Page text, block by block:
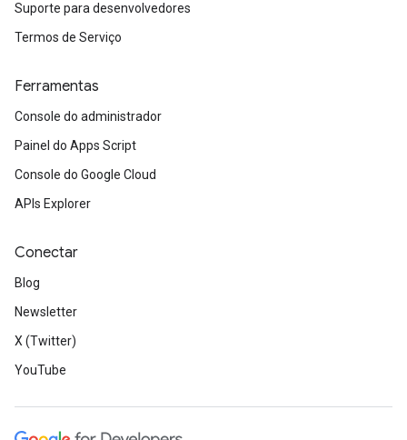
Suporte para desenvolvedores
Termos de Serviço
Ferramentas
Console do administrador
Painel do Apps Script
Console do Google Cloud
APIs Explorer
Conectar
Blog
Newsletter
X (Twitter)
YouTube